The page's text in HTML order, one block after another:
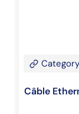
Câble